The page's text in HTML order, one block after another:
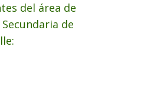
del área de
de